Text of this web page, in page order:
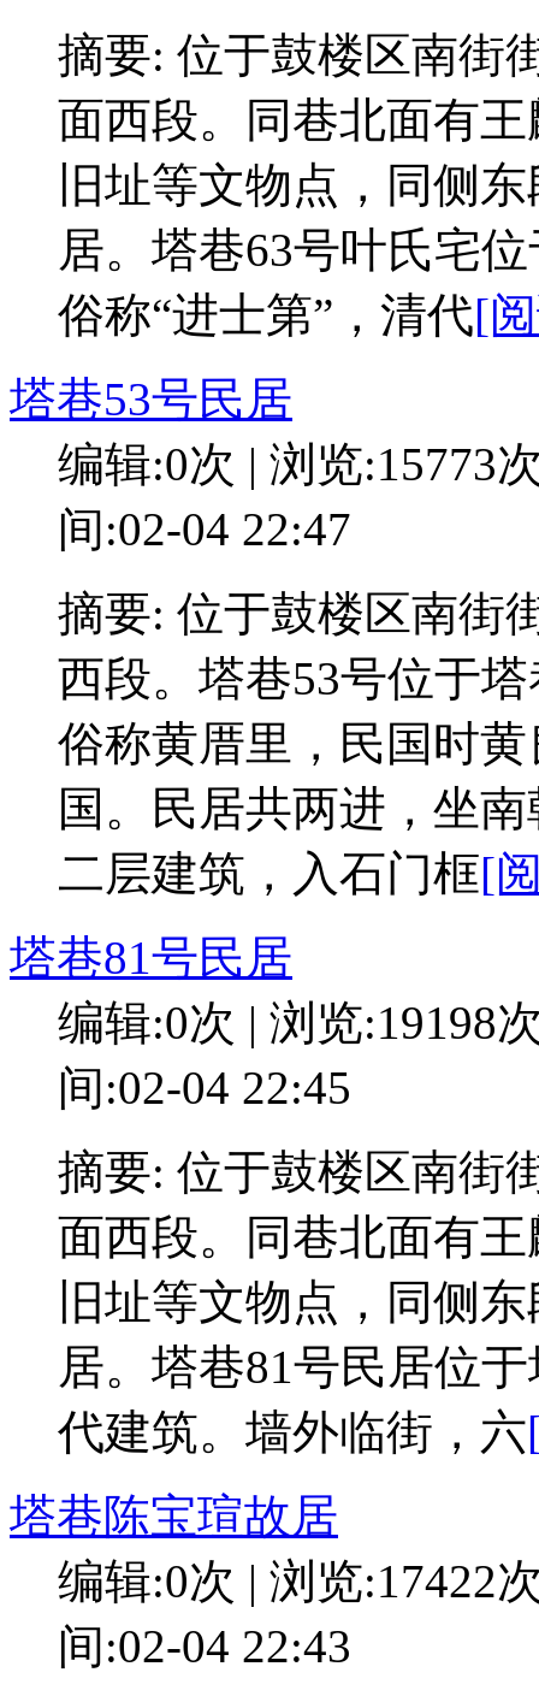
摘要: 位于鼓楼区南街
面西段。同巷北面有
旧址等文物点，同侧
居。塔巷63号叶氏宅
俗称“进士第”，清代[
塔巷53号民居
编辑:0次 | 浏览:15773
间:02-04 22:47
摘要: 位于鼓楼区南街
西段。塔巷53号位于
俗称黄厝里，民国时
国。民居共两进，坐
二层建筑，入石门框[
塔巷81号民居
编辑:0次 | 浏览:19198
间:02-04 22:45
摘要: 位于鼓楼区南街
面西段。同巷北面有
旧址等文物点，同侧
居。塔巷81号民居位
代建筑。墙外临街，六
塔巷陈宝瑄故居
编辑:0次 | 浏览:17422
间:02-04 22:43